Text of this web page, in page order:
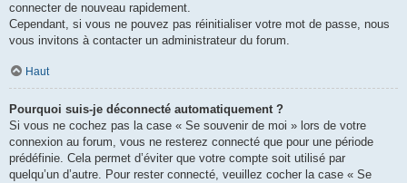
connecter de nouveau rapidement.
Cependant, si vous ne pouvez pas réinitialiser votre mot de passe, nous
vous invitons à contacter un administrateur du forum.
Haut
Pourquoi suis-je déconnecté automatiquement ?
Si vous ne cochez pas la case « Se souvenir de moi » lors de votre
connexion au forum, vous ne resterez connecté que pour une période
prédéfinie. Cela permet d’éviter que votre compte soit utilisé par
quelqu’un d’autre. Pour rester connecté, veuillez cocher la case « Se